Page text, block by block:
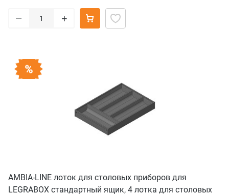
– +
AMBIA-LINE лоток для столовых приборов для
LEGRABOX стандартный ящик, 4 лотка для столовых